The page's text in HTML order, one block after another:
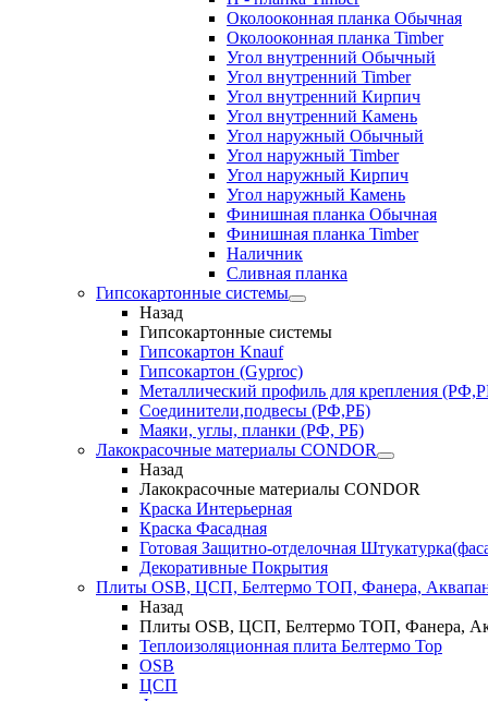
Околооконная планка Обычная
Околооконная планка Timber
Угол внутренний Обычный
Угол внутренний Timber
Угол внутренний Кирпич
Угол внутренний Камень
Угол наружный Обычный
Угол наружный Timber
Угол наружный Кирпич
Угол наружный Камень
Финишная планка Обычная
Финишная планка Timber
Наличник
Сливная планка
Гипсокартонные системы
Назад
Гипсокартонные системы
Гипсокартон Knauf
Гипсокартон (Gyproc)
Металлический профиль для крепления
Соединители,подвесы (РФ,РБ)
Маяки, углы, планки (РФ, РБ)
Лакокрасочные материалы CONDOR
Назад
Лакокрасочные материалы CONDOR
Краска Интерьерная
Краска Фасадная
Готовая Защитно-отделочная
Декоративные Покрытия
Плиты OSB, ЦСП, Белтермо ТОП, Фанера,
Назад
Плиты OSB, ЦСП, Белтермо ТОП, Фанера,
Теплоизоляционная плита Белтермо Top
OSB
ЦСП